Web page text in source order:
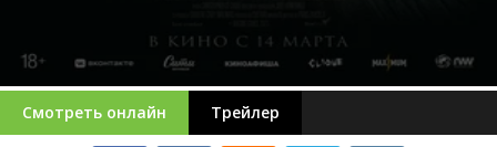
Смотреть онлайн Трейлер